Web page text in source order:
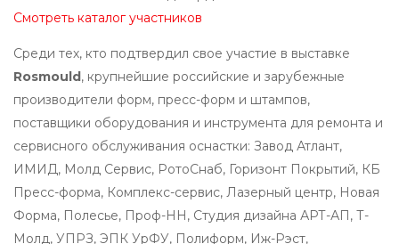
Смотреть каталог участников
Среди тех, кто подтвердил свое участие в выставке
Rosmould, крупнейшие российские и зарубежные
производители форм, пресс-форм и штампов,
поставщики оборудования и инструмента для ремонта и
сервисного обслуживания оснастки: Завод Атлант,
ИМИД, Молд Сервис, РотоСнаб, Горизонт Покрытий, КБ
Пресс-форма, Комплекс-сервис, Лазерный центр, Новая
Форма, Полесье, Проф-НН, Студия дизайна АРТ-АП, Т-
Молд, УПРЗ, ЭПК УрФУ, Полиформ, Иж-Рэст,